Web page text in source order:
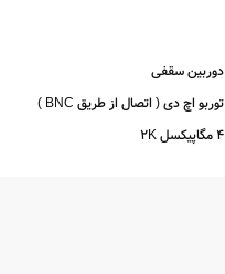
دوربین سقفی
توربو اچ دی ( اتصال از طریق BNC )
4 مگاپیکسل 2K